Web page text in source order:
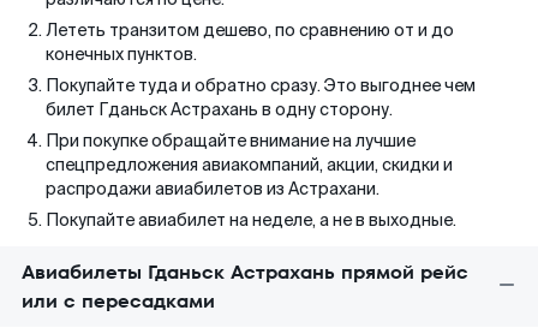
Лететь транзитом дешево, по сравнению от и до
конечных пунктов.
Покупайте туда и обратно сразу. Это выгоднее чем
билет Гданьск Астрахань в одну сторону.
При покупке обращайте внимание на лучшие
спецпредложения авиакомпаний, акции, скидки и
распродажи авиабилетов из Астрахани.
Покупайте авиабилет на неделе, а не в выходные.
Авиабилеты Гданьск Астрахань прямой рейс
или с пересадками